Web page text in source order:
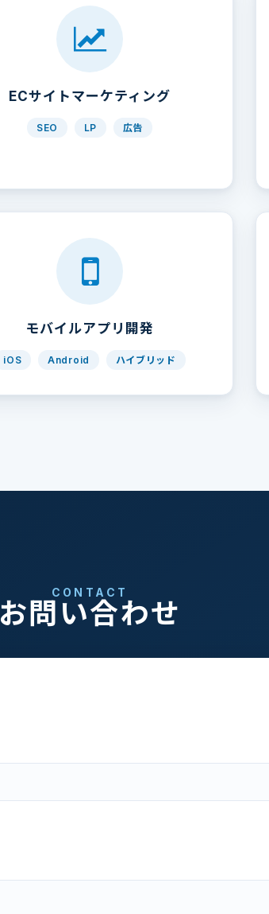
ECサイトマーケティング
SEO LP 広告
モバイルアプリ開発
iOS Android ハイブリッド
お問い合わせ
CONTACT